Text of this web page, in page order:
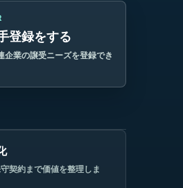
登録をする
企業の譲受ニーズを登録でき
契約まで価値を整理しま